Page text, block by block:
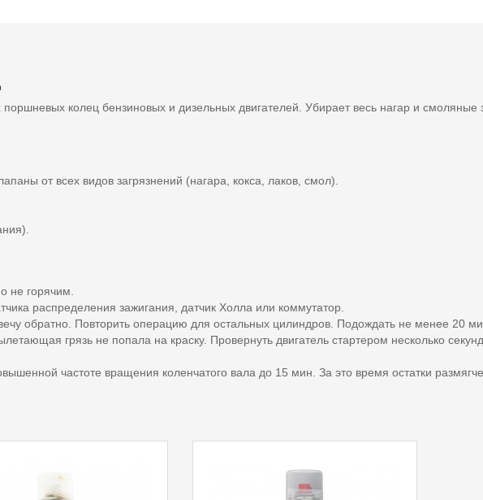
колец бензиновых и дизельных двигателей. Убирает весь нагар и смоляные
от всех видов загрязнений (нагара, кокса, лаков, смол).
не горячим.
распределения зажигания, датчик Холла или коммутатор.
обратно. Повторить операцию для остальных цилиндров. Подождать не менее 20
грязь не попала на краску. Провернуть двигатель стартером несколько секунд.
частоте вращения коленчатого вала до 15 мин. За это время остатки